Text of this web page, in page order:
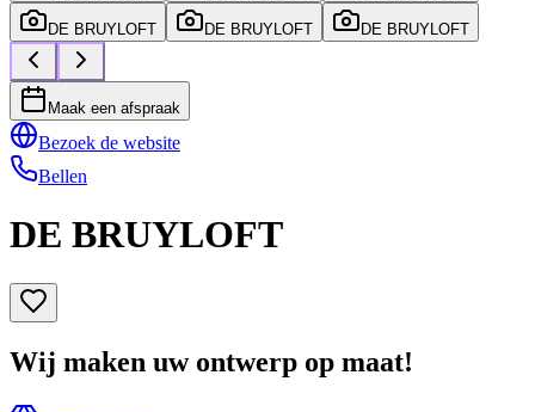
DE BRUYLOFT DE BRUYLOFT DE BRUYLOFT
Maak een afspraak
Bezoek de website
Bellen
DE BRUYLOFT
Wij maken uw ontwerp op maat!